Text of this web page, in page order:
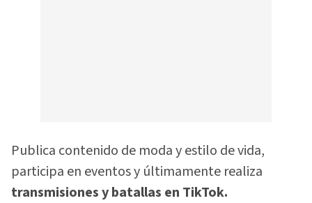
Publica contenido de moda y estilo de vida,
participa en eventos y últimamente realiza
transmisiones y batallas en TikTok.